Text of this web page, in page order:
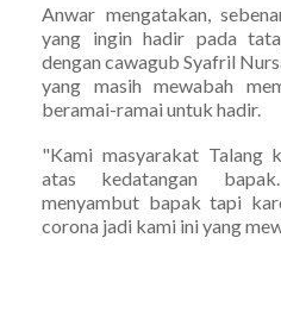
Anwar mengatakan,
yang ingin hadir pada
dengan cawagub Syafril
yang masih mewabah
beramai-ramai untuk hadir.
"Kami masyarakat Talang
atas kedatangan
menyambut bapak tapi
corona jadi kami ini yang